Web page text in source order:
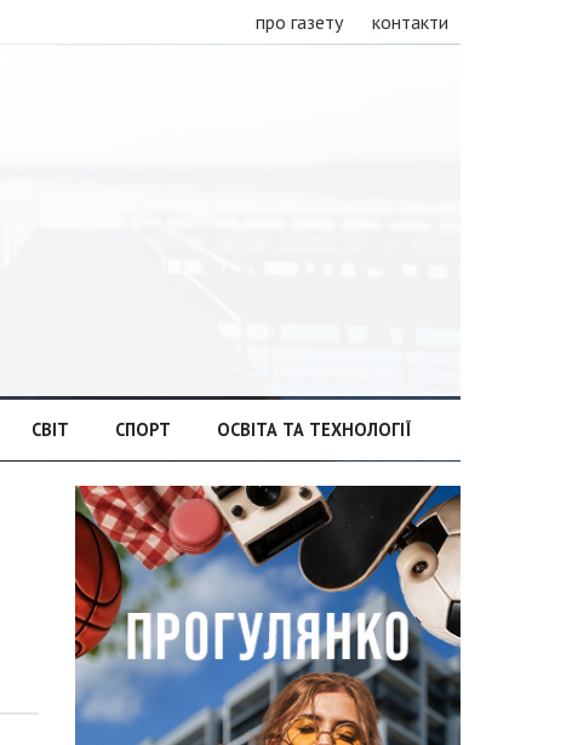
про газету контакти
СВІТ СПОРТ ОСВІТА ТА ТЕХНОЛОГІЇ